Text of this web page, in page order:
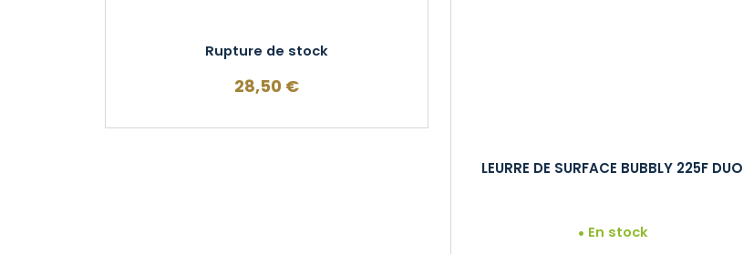
Rupture de stock
28,50 €
LEURRE DE SURFACE BUBBLY 225F DUO
En stock